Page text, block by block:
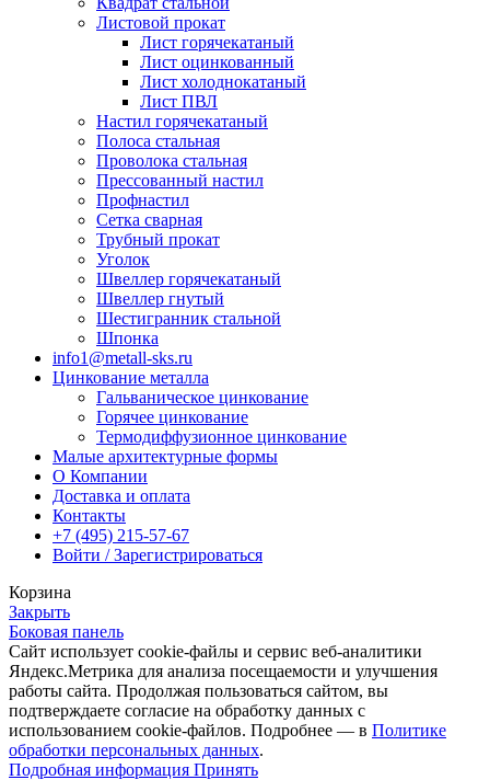
Листовой прокат
Лист горячекатаный
Лист оцинкованный
Лист холоднокатаный
Лист ПВЛ
Настил горячекатаный
Полоса стальная
Проволока стальная
Прессованный настил
Профнастил
Сетка сварная
Трубный прокат
Уголок
Швеллер горячекатаный
Швеллер гнутый
Шестигранник стальной
Шпонка
info1@metall-sks.ru
Цинкование металла
Гальваническое цинкование
Горячее цинкование
Термодиффузионное цинкование
Малые архитектурные формы
О Компании
Доставка и оплата
Контакты
+7 (495) 215-57-67
Войти / Зарегистрироваться
Корзина
Закрыть
Боковая панель
Сайт использует cookie-файлы и сервис веб-аналитики
Яндекс.Метрика для анализа посещаемости и улучшения
работы сайта. Продолжая пользоваться сайтом, вы
подтверждаете согласие на обработку данных с
использованием cookie-файлов. Подробнее — в Политике
обработки персональных данных.
Подробная информация Подробная
Принять